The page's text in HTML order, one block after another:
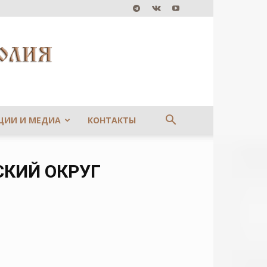
И МЕДИА КОНТАКТЫ
ОКРУГ